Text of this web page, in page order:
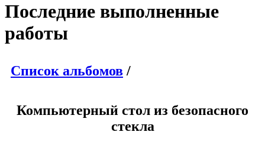
Последние выполненные
работы
Список альбомов /
Компьютерный стол из безопасного
стекла